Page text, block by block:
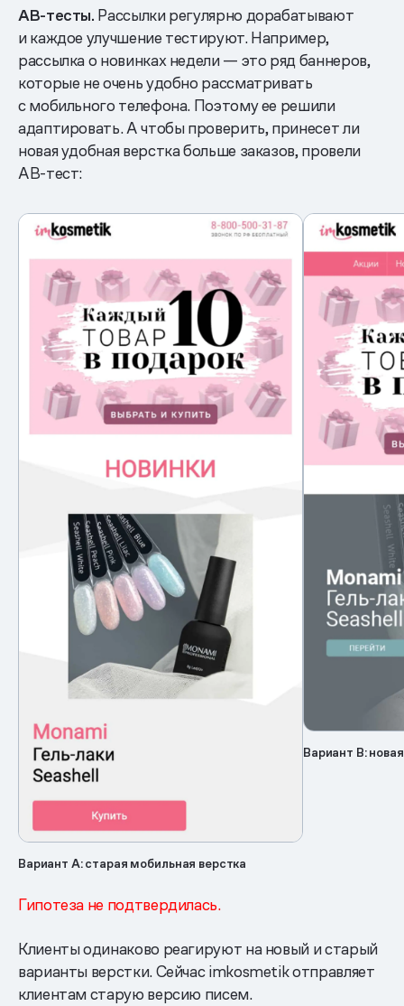
AB-тесты. Рассылки регулярно дорабатывают
и каждое улучшение тестируют. Например,
рассылка о новинках недели — это ряд баннеров,
которые не очень удобно рассматривать
с мобильного телефона. Поэтому ее решили
адаптировать. А чтобы проверить, принесет ли
новая удобная верстка больше заказов, провели
AB-тест:
Вариант А: старая мобильная верстка
Вариант B:
Гипотеза не подтвердилась.
Клиенты одинаково реагируют на новый и старый
варианты верстки. Сейчас imkosmetik отправляет
клиентам старую версию писем.